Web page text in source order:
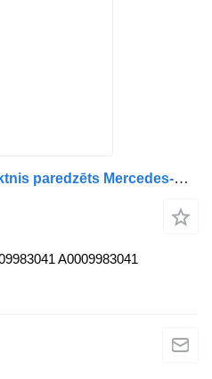
9609980641 atsperes paliktnis paredzēts Mercedes-Benz kravas automašīnas
A0009983041